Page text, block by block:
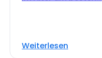
Weiterlesen